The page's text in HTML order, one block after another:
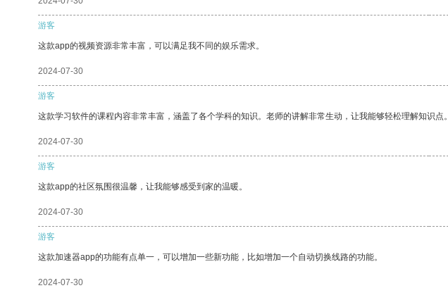
游客
这款app的视频资源非常丰富，可以满足我不同的娱乐需求。
2024-07-30
游客
这款学习软件的课程内容非常丰富，涵盖了各个学科的知识。老师的讲解非常生动，让我能够轻松理解知识点。
2024-07-30
游客
这款app的社区氛围很温馨，让我能够感受到家的温暖。
2024-07-30
游客
这款加速器app的功能有点单一，可以增加一些新功能，比如增加一个自动切换线路的功能。
2024-07-30